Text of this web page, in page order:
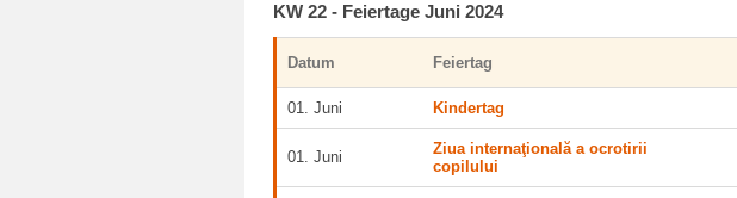
KW 22 - Feiertage Juni 2024
Datum Feiertag
01. Juni Kindertag
01. Juni
Ziua internaţională a ocrotirii
copilului